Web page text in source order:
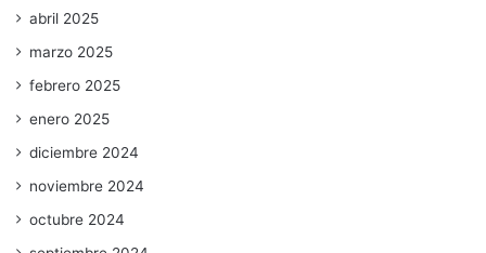
abril 2025
marzo 2025
febrero 2025
enero 2025
diciembre 2024
noviembre 2024
octubre 2024